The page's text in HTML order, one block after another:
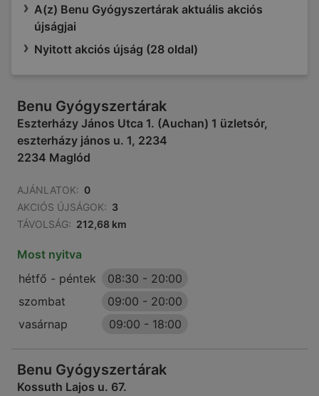
A(z) Benu Gyógyszertárak aktuális akciós
újságjai
Nyitott akciós újság (28 oldal)
Benu Gyógyszertárak
Eszterházy János Utca 1. (Auchan) 1 üzletsór,
eszterházy jános u. 1, 2234
2234 Maglód
AJÁNLATOK: 0
AKCIÓS ÚJSÁGOK: 3
TÁVOLSÁG: 212,68 km
Most nyitva
hétfő - péntek
08:30 - 20:00
szombat
09:00 - 20:00
vasárnap
09:00 - 18:00
Benu Gyógyszertárak
Kossuth Lajos u. 67.